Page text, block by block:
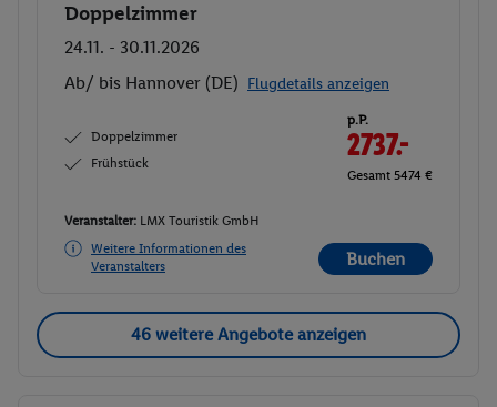
Buchen
Doppelzimmer
24.11. - 30.11.2026
Ab/ bis Hannover (DE) Flugdetails anzeigen
Doppelzimmer
Frühstück
p.P.
2737.-
Gesamt 5474 €
Veranstalter: LMX Touristik GmbH
Weitere Informationen des
Veranstalters
Buchen
46 weitere Angebote anzeigen